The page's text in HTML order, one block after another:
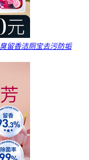
留香洁厕宝去污防垢